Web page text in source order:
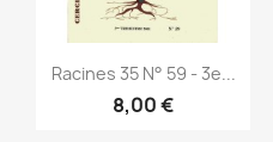
Aperçu rapide
Racines 35 N° 59 - 3e...
8,00 €